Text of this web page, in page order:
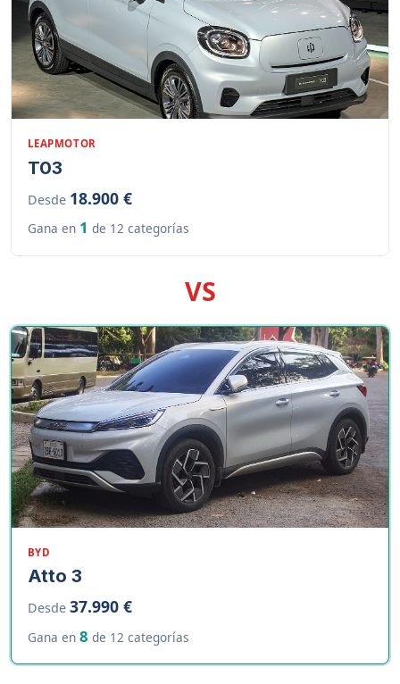
LEAPMOTOR
T03
Desde 18.900 €
Gana en 1 de 12 categorías
VS
BYD
Atto 3
Desde 37.990 €
Gana en 8 de 12 categorías